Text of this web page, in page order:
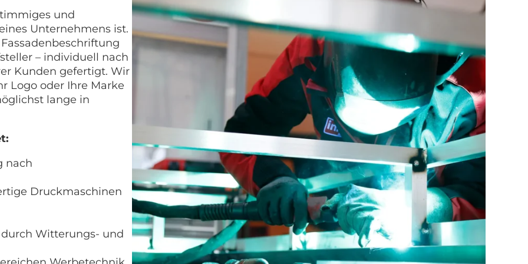
und
Unternehmens ist.
– individuell nach
Kunden gefertigt. Wir
Logo oder Ihre Marke
lange in
nach
Druckmaschinen
Witterungs- und